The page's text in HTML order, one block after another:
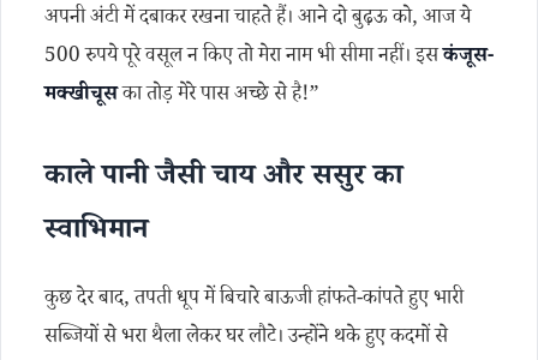
अपनी अंटी में दबाकर रखना चाहते हैं। आने दो बुढ़ऊ को, आज ये
500 रुपये पूरे वसूल न किए तो मेरा नाम भी सीमा नहीं। इसकंजूस-
मक्खीचूसका तोड़ मेरे पास अच्छे से है!”
काले पानी जैसी चाय और ससुर का
स्वाभिमान
कुछ देर बाद, तपती धूप में बिचारे बाऊजी हांफते-कांपते हुए भारी
सब्जियों से भरा थैला लेकर घर लौटे। उन्होंने थके हुए कदमों से